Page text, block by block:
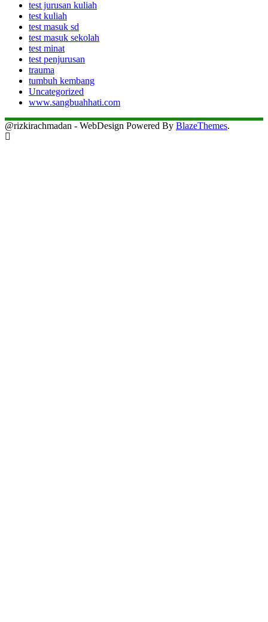
test jurusan kuliah
test kuliah
test masuk sd
test masuk sekolah
test minat
test penjurusan
trauma
tumbuh kembang
Uncategorized
www.sangbuahhati.com
@rizkirachmadan - WebDesign Powered By BlazeThemes.